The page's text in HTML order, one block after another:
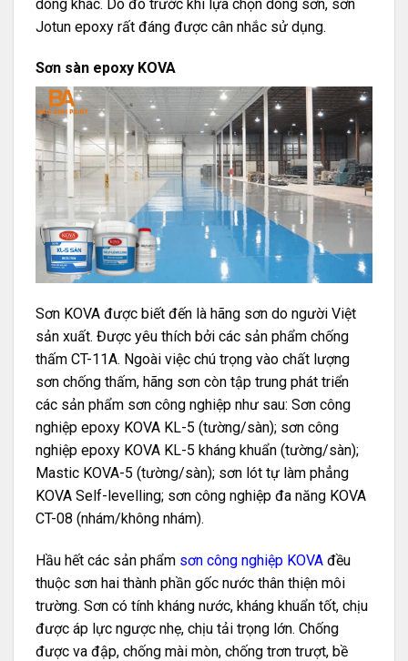
dòng khác. Do đó trước khi lựa chọn dòng sơn, sơn
Jotun epoxy rất đáng được cân nhắc sử dụng.
Sơn sàn epoxy KOVA
Sơn KOVA được biết đến là hãng sơn do người Việt
sản xuất. Được yêu thích bởi các sản phẩm chống
thấm CT-11A. Ngoài việc chú trọng vào chất lượng
sơn chống thấm, hãng sơn còn tập trung phát triển
các sản phẩm sơn công nghiệp như sau: Sơn công
nghiệp epoxy KOVA KL-5 (tường/sàn); sơn công
nghiệp epoxy KOVA KL-5 kháng khuẩn (tường/sàn);
Mastic KOVA-5 (tường/sàn); sơn lót tự làm phẳng
KOVA Self-levelling; sơn công nghiệp đa năng KOVA
CT-08 (nhám/không nhám).
Hầu hết các sản phẩm sơn công nghiệp KOVA đều
thuộc sơn hai thành phần gốc nước thân thiện môi
trường. Sơn có tính kháng nước, kháng khuẩn tốt, chịu
được áp lực ngược nhẹ, chịu tải trọng lớn. Chống
được va đập, chống mài mòn, chống trơn trượt, bề